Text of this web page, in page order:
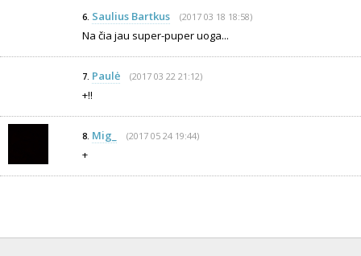
6. Saulius Bartkus (2017 03 18 18:58)
Na čia jau super-puper uoga...
7. Paulė (2017 03 22 21:12)
+!!
8. Mig_ (2017 05 24 19:44)
+